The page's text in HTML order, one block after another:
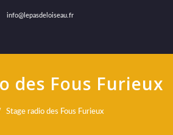
info@lepasdeloiseau.fr
des Fous Furieux
Stage radio des Fous Furieux